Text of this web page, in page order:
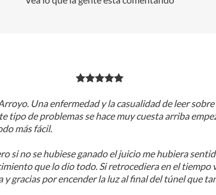
Una enfermedad y la casualidad de leer
tipo de problemas se hace muy cuesta arriba
más fácil.
si no se hubiese ganado el juicio me hubiera
que lo dio todo. Si retrocediera en el
gracias por encender la luz al final del túnel que